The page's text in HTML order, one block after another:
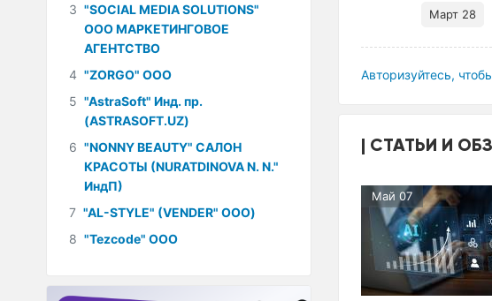
Март 28
Авторизуйтесь,
СТАТЬИ И
Май 07
3 "SOCIAL MEDIA SOLUTIONS"
ООО МАРКЕТИНГОВОЕ
АГЕНТСТВО
4 "ZORGO" ООО
5 "AstraSoft" Инд. пр.
(ASTRASOFT.UZ)
6 "NONNY BEAUTY" САЛОН
КРАСОТЫ (NURATDINOVA N. N."
ИндП)
7 "AL-STYLE" (VENDER" ООО)
8 "Tezcode" ООО